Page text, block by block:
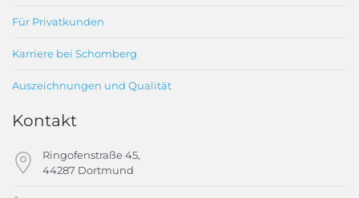
Für Privatkunden
Karriere bei Schomberg
Auszeichnungen und Qualität
Kontakt
Ringofenstraße 45,
44287 Dortmund